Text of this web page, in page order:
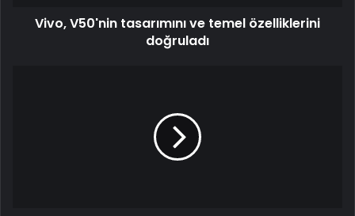
Vivo, V50'nin tasarımını ve temel özelliklerini
doğruladı